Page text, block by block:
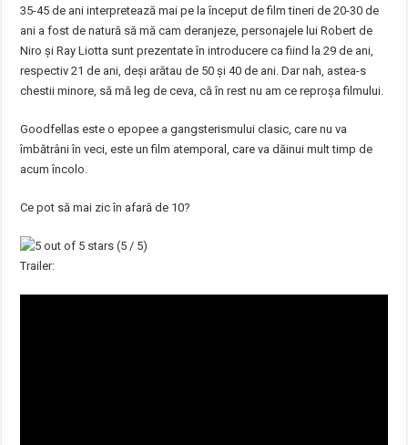
35-45 de ani interpretează mai pe la început de film tineri de 20-30 de
ani a fost de natură să mă cam deranjeze, personajele lui Robert de
Niro și Ray Liotta sunt prezentate în introducere ca fiind la 29 de ani,
respectiv 21 de ani, deși arătau de 50 și 40 de ani. Dar nah, astea-s
chestii minore, să mă leg de ceva, că în rest nu am ce reproșa filmului.
Goodfellas este o epopee a gangsterismului clasic, care nu va
îmbătrâni în veci, este un film atemporal, care va dăinui mult timp de
acum încolo.
Ce pot să mai zic în afară de 10?
(5 / 5)
Trailer: